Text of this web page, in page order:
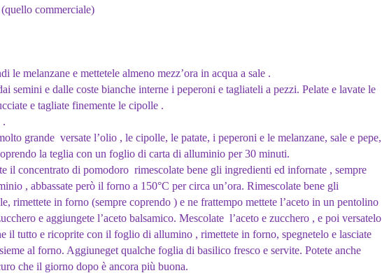
commerciale)
le melanzane e mettetele almeno mezz’ora in acqua a sale .
semini e dalle coste bianche interne i peperoni e tagliateli a pezzi. Pelate e lavate le
e tagliate finemente le cipolle .
.
grande versate l’olio , le cipolle, le patate, i peperoni e le melanzane, sale e pepe,
la teglia con un foglio di carta di alluminio per 30 minuti.
il concentrato di pomodoro rimescolate bene gli ingredienti ed infornate , sempre
, abbassate però il forno a 150°C per circa un’ora. Rimescolate bene gli
rimettete in forno (sempre coprendo ) e ne frattempo mettete l’aceto in un pentolino
e aggiungete l’aceto balsamico. Mescolate l’aceto e zucchero , e poi versatelo
il tutto e ricoprite con il foglio di allumino , rimettete in forno, spegnetelo e lasciate
al forno. Aggiuneget qualche foglia di basilico fresco e servite. Potete anche
che il giorno dopo è ancora più buona.